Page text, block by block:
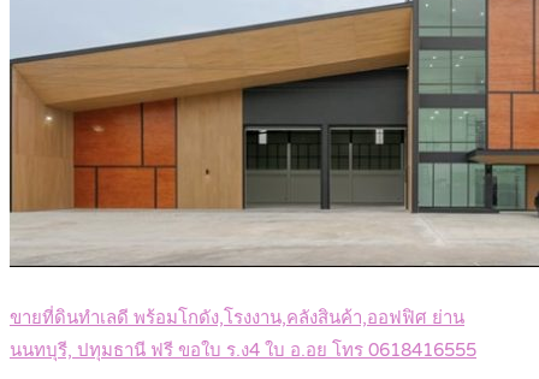
ขายที่ดินทำเลดี พร้อมโกดัง,โรงงาน,คลังสินค้า,ออฟฟิศ ย่าน
นนทบุรี, ปทุมธานี ฟรี ขอใบ ร.ง4 ใบ อ.อย โทร 0618416555